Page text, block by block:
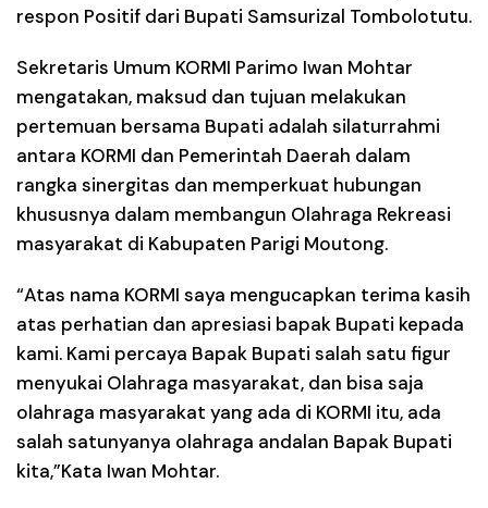
respon Positif dari Bupati Samsurizal Tombolotutu.
Sekretaris Umum KORMI Parimo Iwan Mohtar
mengatakan, maksud dan tujuan melakukan
pertemuan bersama Bupati adalah silaturrahmi
antara KORMI dan Pemerintah Daerah dalam
rangka sinergitas dan memperkuat hubungan
khususnya dalam membangun Olahraga Rekreasi
masyarakat di Kabupaten Parigi Moutong.
“Atas nama KORMI saya mengucapkan terima kasih
atas perhatian dan apresiasi bapak Bupati kepada
kami. Kami percaya Bapak Bupati salah satu figur
menyukai Olahraga masyarakat, dan bisa saja
olahraga masyarakat yang ada di KORMI itu, ada
salah satunyanya olahraga andalan Bapak Bupati
kita,”Kata Iwan Mohtar.